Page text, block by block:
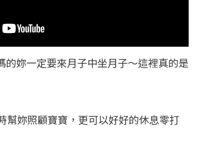
的妳一定要來月子中坐月子～這裡真的是
幫妳照顧寶寶，更可以好好的休息零打